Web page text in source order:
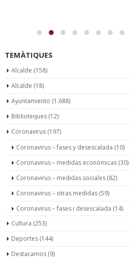
TEMÀTIQUES
Alcalde (158)
Alcalde (18)
Ayuntamiento (1.688)
Biblioteques (12)
Coronavirus (197)
Coronavirus – fases y desescalada (10)
Coronavirus – medidas económicas (30)
Coronavirus – medidas sociales (82)
Coronavirus – otras medidas (59)
Coronavirus – fases i desescalada (14)
Cultura (253)
Deportes (144)
Destacamos (9)